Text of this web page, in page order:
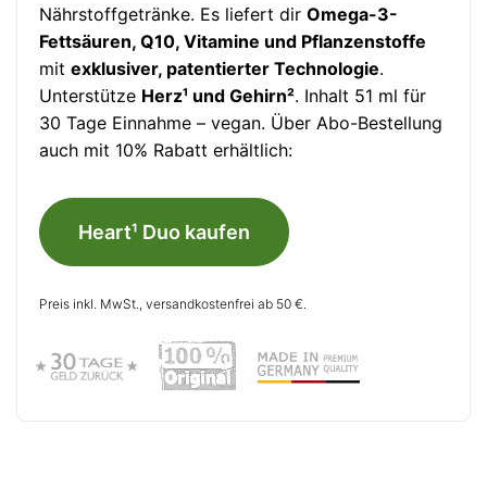
Nährstoffgetränke. Es liefert dir Omega-3-
Fettsäuren, Q10, Vitamine und Pflanzenstoffe
mit exklusiver, patentierter Technologie.
Unterstütze Herz¹ und Gehirn². Inhalt 51 ml für
30 Tage Einnahme – vegan. Über Abo-Bestellung
auch mit 10% Rabatt erhältlich:
Heart¹ Duo kaufen
Preis inkl. MwSt., versandkostenfrei ab 50 €.